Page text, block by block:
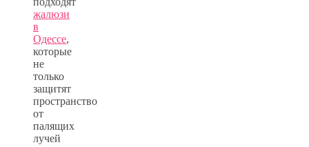
жалюзи
в
Одессе,
которые
не
только
защитят
пространство
от
палящих
лучей